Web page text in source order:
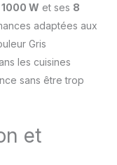
de
:
de pâte à
également
mobile
du bol
+
1000 W et ses 8
adaptées aux
Gris
les cuisines
sans être trop
et